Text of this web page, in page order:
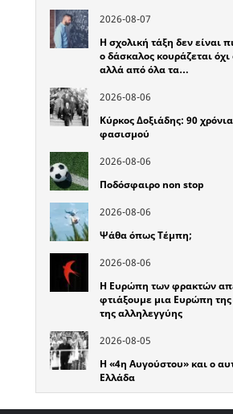
2026-08-07
Η σχολική τάξη δεν είναι
ο δάσκαλος κουράζεται
αλλά από όλα τα…
2026-08-06
Κύρκος Δοξιάδης: 90
φασισμού
2026-08-06
Ποδόσφαιρο non stop
2026-08-06
Ψάθα όπως Τέμπη;
2026-08-06
Η Ευρώπη των φρακτών
φτιάξουμε μια Ευρώπη της
της αλληλεγγύης
2026-08-05
Η «4η Αυγούστου» και ο
Ελλάδα